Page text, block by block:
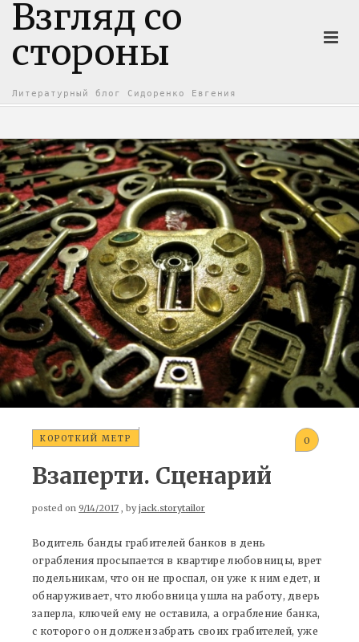
Взгляд со
стороны
Литературный блог Сидоренко Евгения
КОРОТКИЙ МЕТР 0
Взаперти. Сценарий
posted on 9/14/2017 , byjack.storytailor
Водитель банды грабителей банков в день
ограбления просыпается в квартире любовницы, врет
подельникам, что он не проспал, он уже к ним едет, и
обнаруживает, что любовница ушла на работу, дверь
заперла, ключей ему не оставила, а ограбление банка,
с которого он должен забрать своих грабителей, уже